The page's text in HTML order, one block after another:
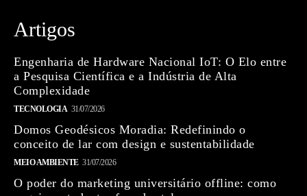
Artigos
Engenharia de Hardware Nacional IoT: O Elo entre
a Pesquisa Científica e a Indústria de Alta
Complexidade
TECNOLOGIA 31/07/2026
Domos Geodésicos Moradia: Redefinindo o
conceito de lar com design e sustentabilidade
MEIO AMBIENTE 31/07/2026
O poder do marketing universitário offline: como